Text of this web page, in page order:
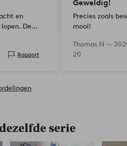
en
De
is zo
kuntRapport
Geweldig!
Precies zoals
mooi!
Thomas N —
20
serie